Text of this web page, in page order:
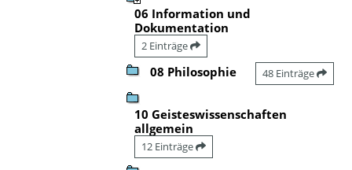
06 Information und
Dokumentation
2 Einträge
08 Philosophie 48 Einträge
10 Geisteswissenschaften
allgemein
12 Einträge